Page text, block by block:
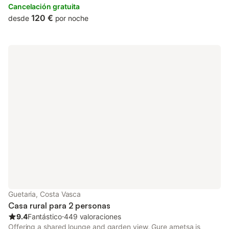
Concha Promenade and features a shared kitchen.
Cancelación gratuita
desde 120 € por noche
Guetaria, Costa Vasca
Casa rural para 2 personas
9.4Fantástico⋅449 valoraciones
Offering a shared lounge and garden view, Gure ametsa is